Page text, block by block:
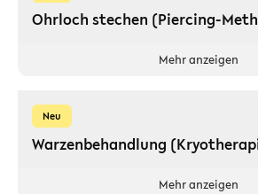
Ohrloch stechen (Piercing-
Mehr anzeigen
Neu
Warzenbehandlung
Mehr anzeigen